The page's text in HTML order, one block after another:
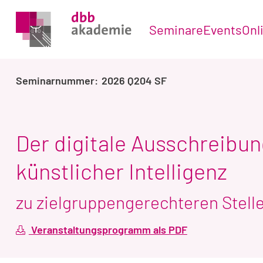
SeminareEvents
2026 Q204 SF
Der digitale
künstlicher Intelligenz
zu zielgruppengerechteren
Veranstaltungsprogramm als PDF